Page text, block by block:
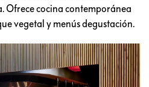
Ofrece cocina contemporánea
vegetal y menús degustación.